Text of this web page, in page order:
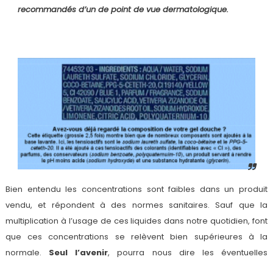
recommandés d’un de point de vue dermatologique.
Bien entendu les concentrations sont faibles dans un produit
vendu, et répondent à des normes sanitaires. Sauf que la
multiplication à l’usage de ces liquides dans notre quotidien, font
que ces concentrations se relèvent bien supérieures à la
normale. Seul l’avenir, pourra nous dire les éventuelles